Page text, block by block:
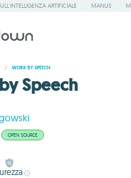
ARTIFICIALE MANUS
/ WORK BY SPEECH
Speech
OPEN SOURCE